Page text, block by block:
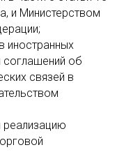
и Министерством
иностранных
соглашений об
связей в